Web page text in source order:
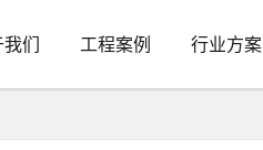
们 工程案例 行业方案